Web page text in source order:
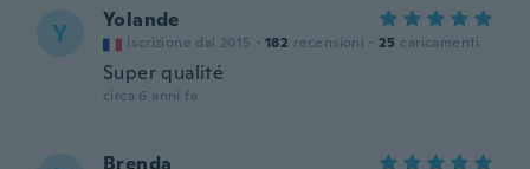
Y Yolande
Iscrizione dal 2015 · 182 recensioni · 25 caricamenti
Super qualité
circa 6 anni fa
Brenda